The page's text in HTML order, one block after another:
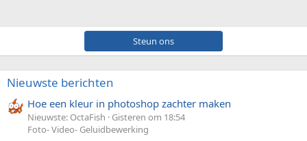
Steun ons
Nieuwste berichten
Hoe een kleur in photoshop zachter maken
Nieuwste: OctaFish
Gisteren om 18:54
Foto- Video- Geluidbewerking